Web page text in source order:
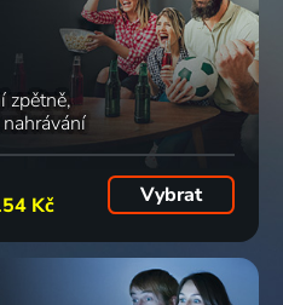
zpětně
Kč Vybrat